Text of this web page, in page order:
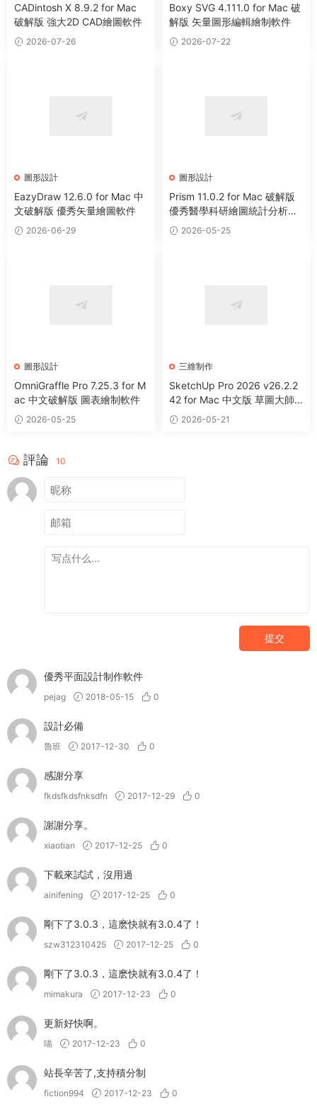
CADintosh X 8.9.2 for Mac
破解版 強大2D CAD繪圖軟件
2026-07-26
Boxy SVG 4.111.0 for Mac 破
解版 矢量圖形編輯繪制軟件
2026-07-22
圖形設計
EazyDraw 12.6.0 for Mac 中
文破解版 優秀矢量繪圖軟件
2026-06-29
圖形設計
Prism 11.0.2 for Mac 破解版
優秀醫學科研繪圖統計分析軟
件 2026-05-25
圖形設計
OmniGraffle Pro 7.25.3 for M
ac 中文破解版 圖表繪制軟件
2026-05-25
三維制作
SketchUp Pro 2026 v26.2.2
42 for Mac 中文版 草圖大師
3D圖形設計軟件
2026-05-21
評論 10
提交
優秀平面設計制作軟件
pejag 2018-05-15 0
設計必備
魯班 2017-12-30 0
感謝分享
fkdsfkdsfnksdfn 2017-12-29 0
謝謝分享。
xiaotian 2017-12-25 0
下載來試試，沒用過
ainifening 2017-12-25 0
剛下了3.0.3，這麽快就有3.0.4了！
szw312310425 2017-12-25 0
剛下了3.0.3，這麽快就有3.0.4了！
mimakura 2017-12-23 0
更新好快啊。
喵 2017-12-23 0
站長辛苦了,支持積分制
fiction994 2017-12-23 0